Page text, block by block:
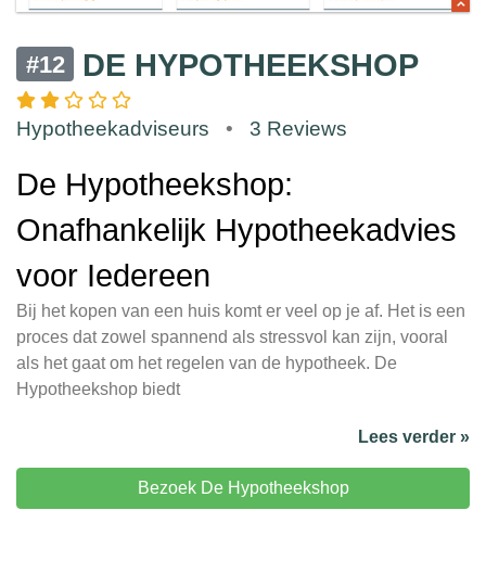
#12 DE HYPOTHEEKSHOP
Hypotheekadviseurs • 3 Reviews
De Hypotheekshop:
Onafhankelijk Hypotheekadvies
voor Iedereen
Bij het kopen van een huis komt er veel op je af. Het is een
proces dat zowel spannend als stressvol kan zijn, vooral
als het gaat om het regelen van de hypotheek. De
Hypotheekshop biedt
Lees verder »
Bezoek De Hypotheekshop